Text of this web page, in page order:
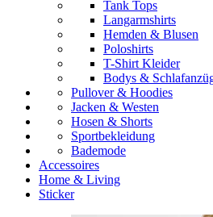
Tank Tops
Langarmshirts
Hemden & Blusen
Poloshirts
T-Shirt Kleider
Bodys &
Pullover & Hoodies
Jacken & Westen
Hosen & Shorts
Sportbekleidung
Bademode
Accessoires
Home & Living
Sticker